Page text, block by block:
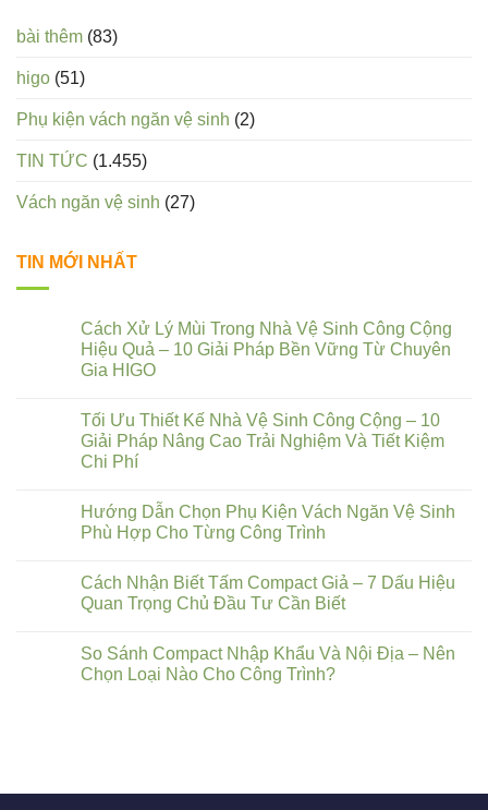
bài thêm (83)
higo (51)
Phụ kiện vách ngăn vệ sinh (2)
TIN TỨC (1.455)
Vách ngăn vệ sinh (27)
TIN MỚI NHẤT
Cách Xử Lý Mùi Trong Nhà Vệ Sinh Công Cộng
Hiệu Quả – 10 Giải Pháp Bền Vững Từ Chuyên
Gia HIGO
Tối Ưu Thiết Kế Nhà Vệ Sinh Công Cộng – 10
Giải Pháp Nâng Cao Trải Nghiệm Và Tiết Kiệm
Chi Phí
Hướng Dẫn Chọn Phụ Kiện Vách Ngăn Vệ Sinh
Phù Hợp Cho Từng Công Trình
Cách Nhận Biết Tấm Compact Giả – 7 Dấu Hiệu
Quan Trọng Chủ Đầu Tư Cần Biết
So Sánh Compact Nhập Khẩu Và Nội Địa – Nên
Chọn Loại Nào Cho Công Trình?